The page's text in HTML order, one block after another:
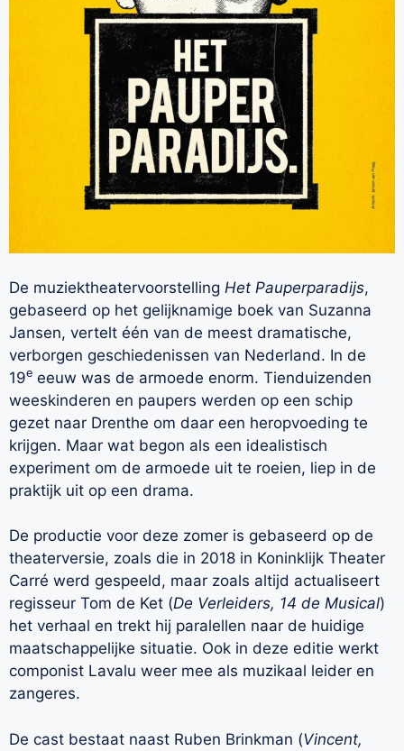
De muziektheatervoorstelling Het Pauperparadijs,
gebaseerd op het gelijknamige boek van Suzanna
Jansen, vertelt één van de meest dramatische,
verborgen geschiedenissen van Nederland. In de
19e eeuw was de armoede enorm. Tienduizenden
weeskinderen en paupers werden op een schip
gezet naar Drenthe om daar een heropvoeding te
krijgen. Maar wat begon als een idealistisch
experiment om de armoede uit te roeien, liep in de
praktijk uit op een drama.
De productie voor deze zomer is gebaseerd op de
theaterversie, zoals die in 2018 in Koninklijk Theater
Carré werd gespeeld, maar zoals altijd actualiseert
regisseur Tom de Ket (De Verleiders, 14 de Musical)
het verhaal en trekt hij paralellen naar de huidige
maatschappelijke situatie. Ook in deze editie werkt
componist Lavalu weer mee als muzikaal leider en
zangeres.
De cast bestaat naast Ruben Brinkman (Vincent,